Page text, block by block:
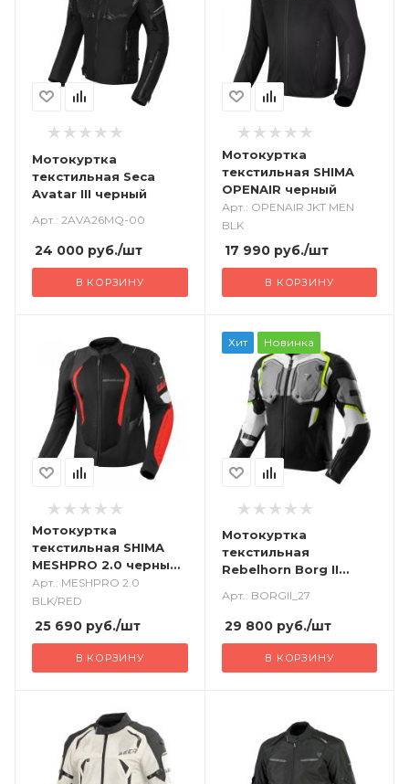
Мотокуртка
текстильная Seca
Avatar III черный
Арт.: 2AVA26MQ-00
24 000 руб./шт
В КОРЗИНУ
Мотокуртка
текстильная SHIMA
OPENAIR черный
Арт.: OPENAIR JKT MEN
BLK
17 990руб./шт
В КОРЗИНУ
Мотокуртка
текстильная SHIMA
MESHPRO 2.0 черный
красный
Арт.: MESHPRO 2.0
BLK/RED
25 690 руб./шт
В КОРЗИНУ
Хит Новинка
Мотокуртка
текстильная
Rebelhorn Borg II
желтый
Арт.: BORGII_27
29 800руб./шт
В КОРЗИНУ